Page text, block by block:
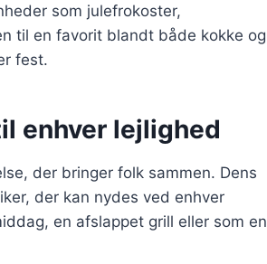
som julefrokoster,
til en favorit blandt både kokke og
fest.
enhver lejlighed
der bringer folk sammen. Dens
der kan nydes ved enhver
en afslappet grill eller som en